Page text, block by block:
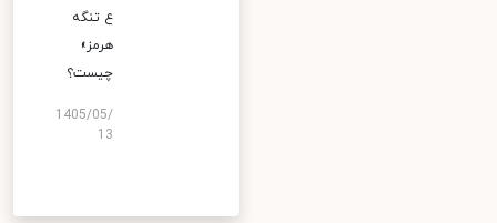
ع تنگه
هرمز»
چیست؟
1405/05/
13